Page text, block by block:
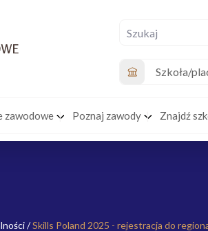
Szkoła/
zawodowe Poznaj zawody Znajdź
/Skills Poland 2025 - rejestracja do